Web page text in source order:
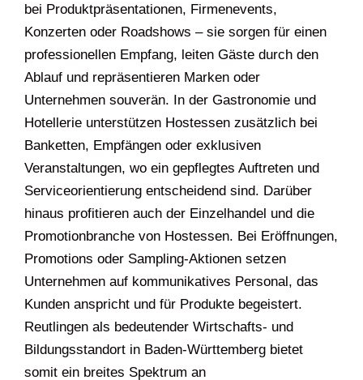
bei Produktpräsentationen, Firmenevents,
Konzerten oder Roadshows – sie sorgen für einen
professionellen Empfang, leiten Gäste durch den
Ablauf und repräsentieren Marken oder
Unternehmen souverän. In der Gastronomie und
Hotellerie unterstützen Hostessen zusätzlich bei
Banketten, Empfängen oder exklusiven
Veranstaltungen, wo ein gepflegtes Auftreten und
Serviceorientierung entscheidend sind. Darüber
hinaus profitieren auch der Einzelhandel und die
Promotionbranche von Hostessen. Bei Eröffnungen,
Promotions oder Sampling-Aktionen setzen
Unternehmen auf kommunikatives Personal, das
Kunden anspricht und für Produkte begeistert.
Reutlingen als bedeutender Wirtschafts- und
Bildungsstandort in Baden-Württemberg bietet
somit ein breites Spektrum an